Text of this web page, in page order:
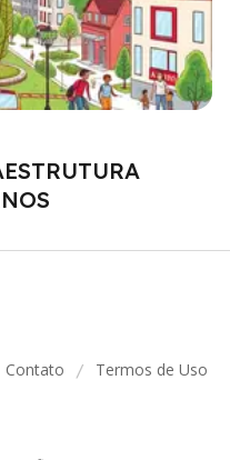
Contato / Termos de Uso